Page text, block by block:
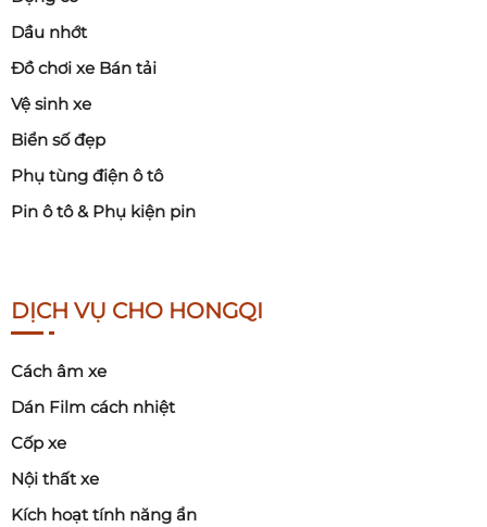
Dầu nhớt
Đồ chơi xe Bán tải
Vệ sinh xe
Biển số đẹp
Phụ tùng điện ô tô
Pin ô tô & Phụ kiện pin
DỊCH VỤ CHO HONGQI
Cách âm xe
Dán Film cách nhiệt
Cốp xe
Nội thất xe
Kích hoạt tính năng ẩn